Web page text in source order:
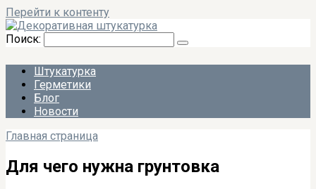
Перейти к контенту
Поиск:
Штукатурка
Герметики
Блог
Новости
Главная страница
Для чего нужна грунтовка